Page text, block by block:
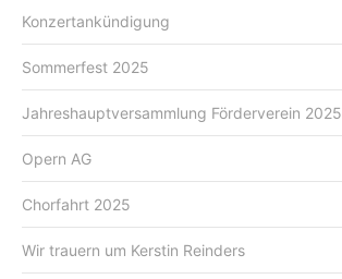
Konzertankündigung
Sommerfest 2025
Jahreshauptversammlung Förderverein 2025
Opern AG
Chorfahrt 2025
Wir trauern um Kerstin Reinders